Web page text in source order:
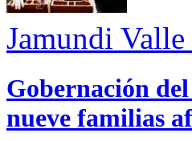
Jamundi Valle
Gobernación
nueve familias